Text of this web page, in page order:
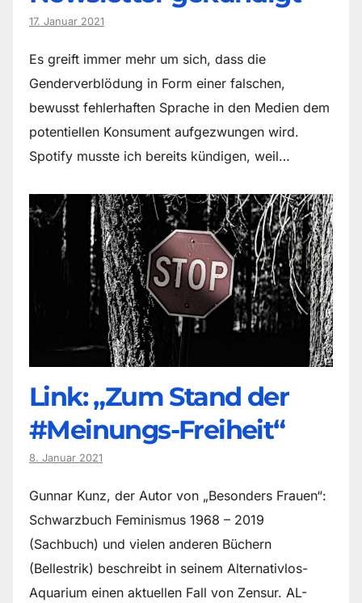
17. Januar 2021
Es greift immer mehr um sich, dass die
Genderverblödung in Form einer falschen,
bewusst fehlerhaften Sprache in den Medien dem
potentiellen Konsument aufgezwungen wird.
Spotify musste ich bereits kündigen, weil…
Link: „Zum Stand der
#Meinungs-Freiheit“
8. Januar 2021
Gunnar Kunz, der Autor von „Besonders Frauen“:
Schwarzbuch Feminismus 1968 – 2019
(Sachbuch) und vielen anderen Büchern
(Bellestrik) beschreibt in seinem Alternativlos-
Aquarium einen aktuellen Fall von Zensur. AL-